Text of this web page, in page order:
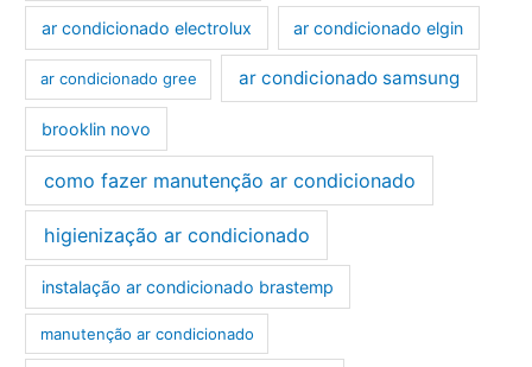
ar condicionado electrolux ar condicionado elgin
ar condicionado gree ar condicionado samsung
brooklin novo
como fazer manutenção ar condicionado
higienização ar condicionado
instalação ar condicionado brastemp
manutenção ar condicionado